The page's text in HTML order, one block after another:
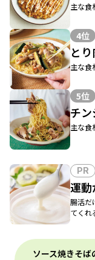
主な食
4位
と
主な食
5位
チ
主な食
PR
運
腸活だ
てくれ
ソース焼きそ